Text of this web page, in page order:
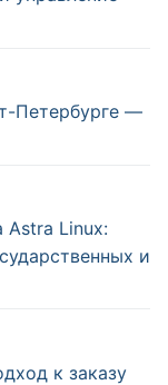
Петербурге —
Astra Linux:
и
к заказу